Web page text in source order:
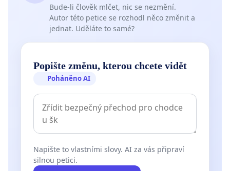
Bude-li člověk mlčet, nic se nezmění.
Autor této petice se rozhodl něco změnit a
jednat. Uděláte to samé?
Popište změnu, kterou chcete vidět
Poháněno AI
Napište to vlastními slovy. AI za vás připraví
silnou petici.